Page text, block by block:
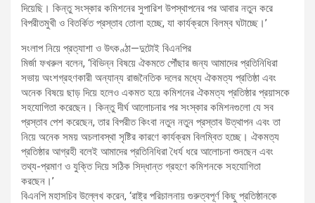
দিয়েছি। কিন্তু সংস্কার কমিশনের সুপারিশ উপস্থাপনের পর আবার নতুন করে
বিপরীতমুখী ও বিতর্কিত প্রস্তাব তোলা হচ্ছে, যা কার্যক্রমে বিলম্ব ঘটাচ্ছে।’
সংলাপ নিয়ে প্রত্যাশা ও উৎকণ্ঠা—দুটোই বিএনপির
মির্জা ফখরুল বলেন, ‘বিভিন্ন বিষয়ে ঐকমতে পৌঁছার জন্য আমাদের প্রতিনিধিরা
সভায় অংশগ্রহণকারী অন্যান্য রাজনৈতিক দলের মধ্যে ঐকমত্য প্রতিষ্ঠা এবং
অনেক বিষয়ে ছাড় দিয়ে হলেও একমত হয়ে কমিশনের ঐকমত্য প্রতিষ্ঠার প্রয়াসকে
সহযোগিতা করেছেন। কিন্তু দীর্ঘ আলোচনার পর সংস্কার কমিশনগুলো যে সব
প্রস্তাব পেশ করেছেন, তার বিপরীত কিংবা নতুন নতুন প্রস্তাব উত্থাপন এবং তা
নিয়ে অনেক সময় অচলাবস্থা সৃষ্টির কারণে কার্যক্রম বিলম্বিত হচ্ছে। ঐকমত্য
প্রতিষ্ঠার আগ্রহী বলেই আমাদের প্রতিনিধিরা ধৈর্য ধরে আলোচনা শুনছেন এবং
তথ্য-প্রমাণ ও যুক্তি দিয়ে সঠিক সিদ্ধান্ত গ্রহণে কমিশনকে সহযোগিতা
করছেন।’
বিএনপি মহাসচিব উল্লেখ করেন, ‘রাষ্ট্র পরিচালনায় গুরুত্বপূর্ণ কিছু প্রতিষ্ঠানকে